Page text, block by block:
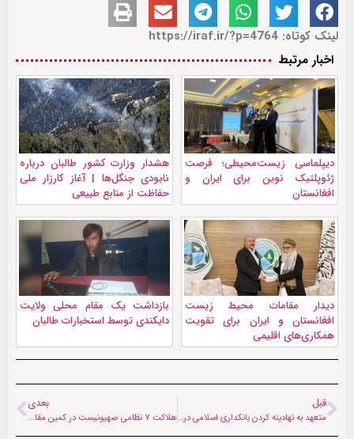
لینک کوتاه: https://iraf.ir/?p=4764
اخبار مرتبط
دیپلماسی زیست‌محیطی؛ فرصت
ژئوپلتیک نوین برای ایران و
افغانستان
هشدار وزارت کشور طالبان درباره
نابودی جنگل‌ها | آغاز کارزار ملی
حفاظت از منابع طبیعی
دیدار مقامات محیط زیست
افغانستان و ایران برای تقویت
همکاری‌های اقلیمی
بازداشت یک مقام محلی ولایت
دایکندی توسط استخبارات طالبان
قبل
متعهد به نهادینه کردن بانکداری اسلامی در افغانستان هستیم
بعدی
هلاکت ۷ نظامی صهیونیست در کمین مقاومت غزه